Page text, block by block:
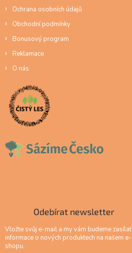
Ochrana osobních údajů
Obchodní podmínky
Bonusový program
Reklamace
O nás
Odebírat newsletter
Vložte svůj e-mail a my vám budeme zasílat
informace o nových produktech na našem e-
shopu.